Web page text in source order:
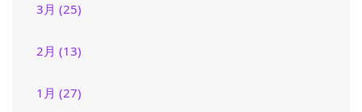
3月 (25)
2月 (13)
1月 (27)